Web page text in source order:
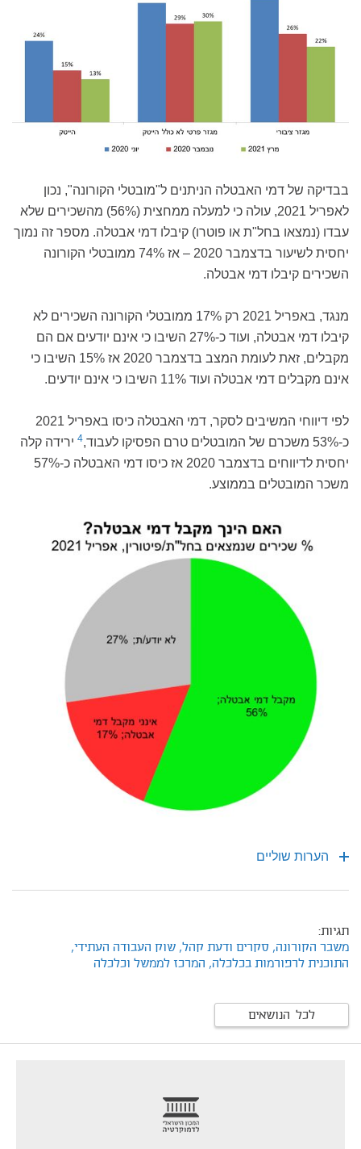
בבדיקה של דמי האבטלה הניתנים ל"מובטלי הקורונה", נכון
לאפריל 2021, עולה כי למעלה ממחצית (56%) מהשכירים שלא
עבדו (נמצאו בחל"ת או פוטרו) קיבלו דמי אבטלה. מספר זה נמוך
יחסית לשיעור בדצמבר 2020 – אז 74% ממובטלי הקורונה
השכירים קיבלו דמי אבטלה.
מנגד, באפריל 2021 רק 17% ממובטלי הקורונה השכירים לא
קיבלו דמי אבטלה, ועוד כ-27% השיבו כי אינם יודעים אם הם
מקבלים, זאת לעומת המצב בדצמבר 2020 אז 15% השיבו כי
אינם מקבלים דמי אבטלה ועוד 11% השיבו כי אינם יודעים.
לפי דיווחי המשיבים לסקר, דמי האבטלה כיסו באפריל 2021
כ-53% משכרם של המובטלים טרם הפסיקו לעבוד,
4 ירידה קלה
יחסית לדיווחים בדצמבר 2020 אז כיסו דמי האבטלה כ-57%
משכר המובטלים בממוצע.
הערות שוליים
תגיות:
משבר הקורונה, סקרים ודעת קהל, שוק העבודה העתידי,
התוכנית לרפורמות בכלכלה, המרכז לממשל וכלכלה
לכל הנושאים